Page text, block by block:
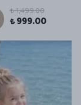
₺ 1,499.00
₺ 999.00